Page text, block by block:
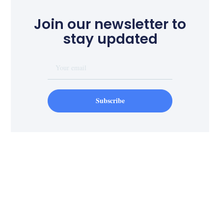
Join our newsletter to
stay updated
Subscribe